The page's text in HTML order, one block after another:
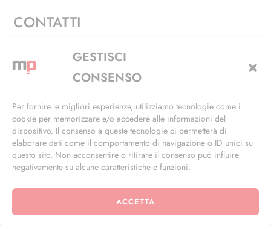
GESTISCI
CONSENSO
Per fornire le migliori esperienze, utilizziamo tecnologie come i
cookie per memorizzare e/o accedere alle informazioni del
dispositivo. Il consenso a queste tecnologie ci permetterà di
elaborare dati come il comportamento di navigazione o ID unici su
questo sito. Non acconsentire o ritirare il consenso può influire
negativamente su alcune caratteristiche e funzioni.
ACCETTA
CONTATTI
Via Alfieri, 27 - Trezzano Sul Naviglio (MI)
+39 02 4846 3155
info@masterphil.it